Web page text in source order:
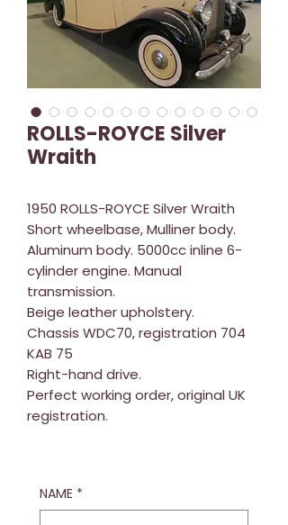
ROLLS-ROYCE Silver
Wraith
1950 ROLLS-ROYCE Silver Wraith
Short wheelbase, Mulliner body.
Aluminum body. 5000cc inline 6-
cylinder engine. Manual
transmission.
Beige leather upholstery.
Chassis WDC70, registration 704
KAB 75
Right-hand drive.
Perfect working order, original UK
registration.
NAME *